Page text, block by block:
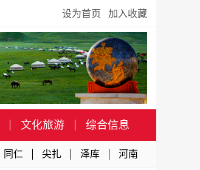
设为首页 加入收藏
文化旅游 综合信息
同仁 尖扎 泽库 河南